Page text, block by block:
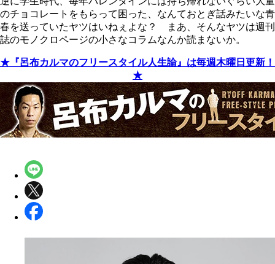
のチョコレートをもらって困った、なんておとぎ話みたいな青
春を送っていたヤツはいねぇよな？ まあ、そんなヤツは週刊
誌のモノクロページの小さなコラムなんか読まないか。
★『呂布カルマのフリースタイル人生論』は毎週木曜日更新！
★